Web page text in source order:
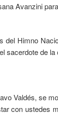
Avanzini
Himno
sacerdote de
Valdés, se
con ustedes